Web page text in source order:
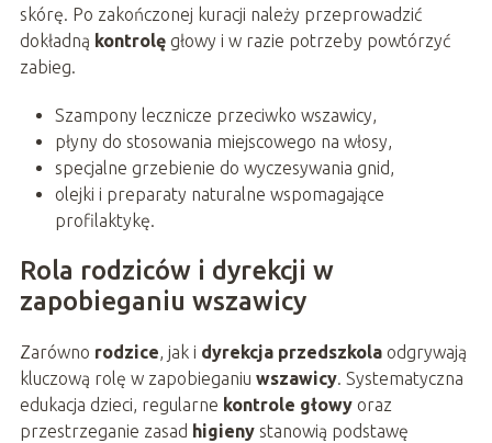
skórę. Po zakończonej kuracji należy przeprowadzić
dokładną kontrolęgłowy i w razie potrzeby powtórzyć
zabieg.
Szampony lecznicze przeciwko wszawicy,
płyny do stosowania miejscowego na włosy,
specjalne grzebienie do wyczesywania gnid,
olejki i preparaty naturalne wspomagające
profilaktykę.
Rola rodziców i dyrekcji w
zapobieganiu wszawicy
Zarówno rodzice, jak i dyrekcja przedszkolaodgrywają
kluczową rolę w zapobieganiu wszawicy. Systematyczna
edukacja dzieci, regularne kontrole głowyoraz
przestrzeganie zasad higienystanowią podstawę